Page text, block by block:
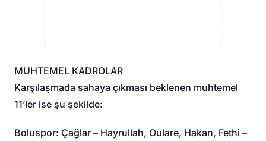
MUHTEMEL KADROLAR
Karşılaşmada sahaya çıkması beklenen muhtemel
11’ler ise şu şekilde:
Boluspor: Çağlar – Hayrullah, Oulare, Hakan, Fethi –